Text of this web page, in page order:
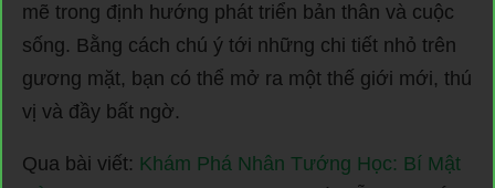
mẽ trong định hướng phát triển bản thân và cuộc
sống. Bằng cách chú ý tới những chi tiết nhỏ trên
gương mặt, bạn có thể mở ra một thế giới mới, thú
vị và đầy bất ngờ.
Qua bài viết: Khám Phá Nhân Tướng Học: Bí Mật